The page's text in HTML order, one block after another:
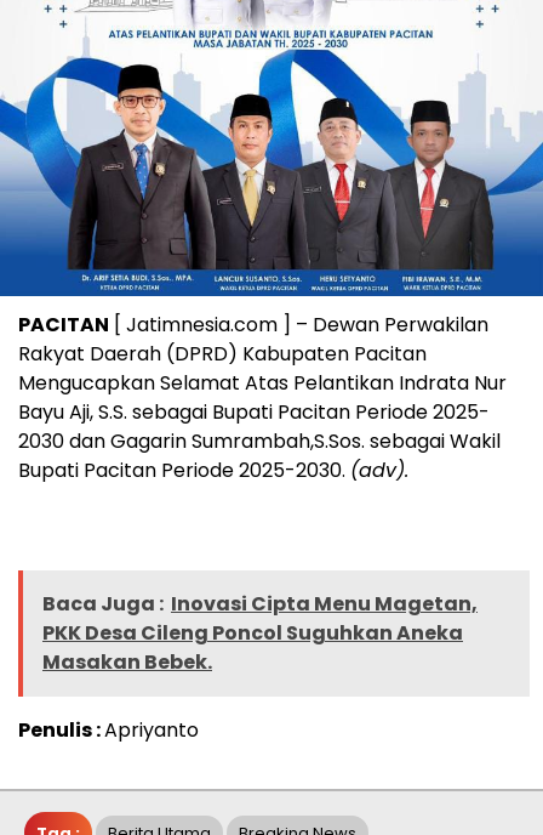
PACITAN [ Jatimnesia.com ] – Dewan Perwakilan
Rakyat Daerah (DPRD) Kabupaten Pacitan
Mengucapkan Selamat Atas Pelantikan Indrata Nur
Bayu Aji, S.S. sebagai Bupati Pacitan Periode 2025-
2030 dan Gagarin Sumrambah,S.Sos. sebagai Wakil
Bupati Pacitan Periode 2025-2030. (adv).
Baca Juga : Inovasi Cipta Menu Magetan,
PKK Desa Cileng Poncol Suguhkan Aneka
Masakan Bebek.
Penulis :Apriyanto